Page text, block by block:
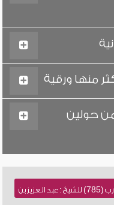
منها ورقية
حولين
نسخة نصية للطباعة , فتاوى نور على الدرب (785) للشيخ : عبد العزيز بن